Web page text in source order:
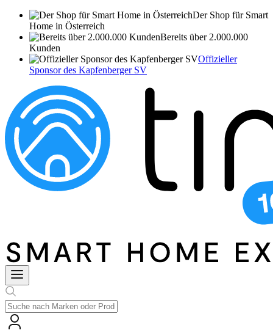
Der Shop für Smart
Home in Österreich
Bereits über 2.000.000
Kunden
Offizieller
Sponsor des Kapfenberger SV